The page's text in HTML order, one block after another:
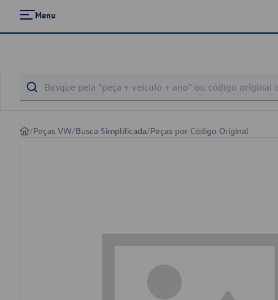
Menu
/Peças VW/Busca Simplificada/Peças por Código Original